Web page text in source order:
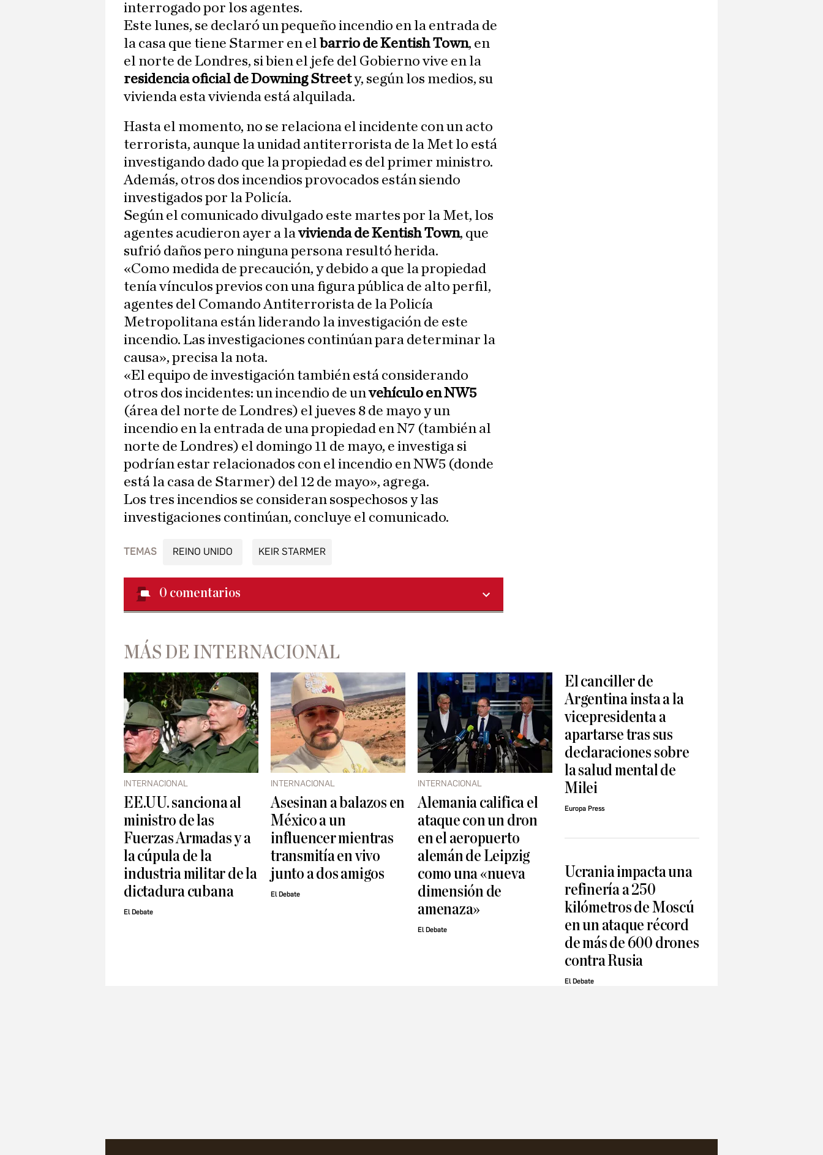
interrogado por los agentes.
Este lunes, se declaró un pequeño incendio en la entrada de
la casa que tiene Starmer en el barrio de Kentish Town, en
el norte de Londres, si bien el jefe del Gobierno vive en la
residencia oficial de Downing Streety, según los medios, su
vivienda esta vivienda está alquilada.
Hasta el momento, no se relaciona el incidente con un acto
terrorista, aunque la unidad antiterrorista de la Met lo está
investigando dado que la propiedad es del primer ministro.
Además, otros dos incendios provocados están siendo
investigados por la Policía.
Según el comunicado divulgado este martes por la Met, los
agentes acudieron ayer a lavivienda de Kentish Town, que
sufrió daños pero ninguna persona resultó herida.
«Como medida de precaución, y debido a que la propiedad
tenía vínculos previos con una figura pública de alto perfil,
agentes del Comando Antiterrorista de la Policía
Metropolitana están liderando la investigación de este
incendio. Las investigaciones continúan para determinar la
causa», precisa la nota.
«El equipo de investigación también está considerando
otros dos incidentes: un incendio de unvehículo en NW5
(área del norte de Londres) el jueves 8 de mayo y un
incendio en la entrada de una propiedad en N7 (también al
norte de Londres) el domingo 11 de mayo, e investiga si
podrían estar relacionados con el incendio en NW5 (donde
está la casa de Starmer) del 12 de mayo», agrega.
Los tres incendios se consideran sospechosos y las
investigaciones continúan, concluye el comunicado.
TEMAS REINO UNIDO KEIR STARMER
0 comentarios
MÁS DE INTERNACIONAL
INTERNACIONAL
EE.UU. sanciona al
ministro de las
Fuerzas Armadas y a
la cúpula de la
industria militar de la
dictadura cubana
El Debate
INTERNACIONAL
Asesinan a balazos en
México a un
influencer mientras
transmitía en vivo
junto a dos amigos
El Debate
INTERNACIONAL
Alemania califica el
ataque con un dron
en el aeropuerto
alemán de Leipzig
como una «nueva
dimensión de
amenaza»
El Debate
El canciller de
Argentina insta a la
vicepresidenta a
apartarse tras sus
declaraciones sobre
la salud mental de
Milei
Europa Press
Ucrania impacta una
refinería a 250
kilómetros de Moscú
en un ataque récord
de más de 600 drones
contra Rusia
El Debate